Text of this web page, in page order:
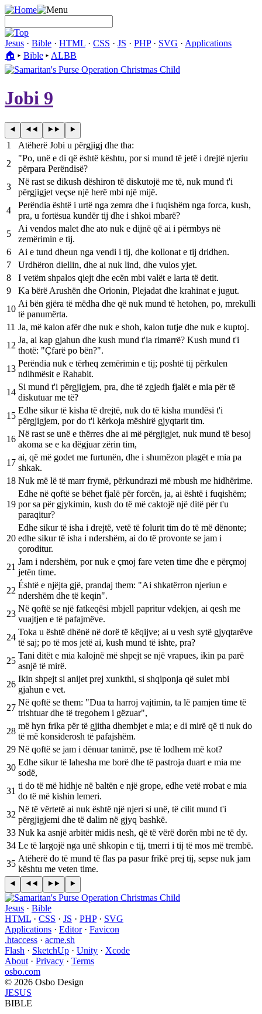
Jesus · Bible · HTML · CSS · JS · PHP· SVG · Applications
🏠︎ ▸ Bible ▸ ALBB
Jobi 9
1
Atëherë Jobi u përgjigj dhe tha:
2
"Po, unë e di që është kështu, por si mund të jetë i drejtë njeriu
përpara Perëndisë?
3
Në rast se dikush dëshiron të diskutojë me të, nuk mund t'i
përgjigjet veçse një herë mbi një mijë.
4
Perëndia është i urtë nga zemra dhe i fuqishëm nga forca, kush,
pra, u fortësua kundër tij dhe i shkoi mbarë?
5
Ai vendos malet dhe ato nuk e dijnë që ai i përmbys në
zemërimin e tij.
6
Ai e tund dheun nga vendi i tij, dhe kollonat e tij dridhen.
7
Urdhëron diellin, dhe ai nuk lind, dhe vulos yjet.
8
I vetëm shpalos qiejt dhe ecën mbi valët e larta të detit.
9
Ka bërë Arushën dhe Orionin, Plejadat dhe krahinat e jugut.
10
Ai bën gjëra të mëdha dhe që nuk mund të hetohen, po, mrekulli
të panumërta.
11 Ja, më kalon afër dhe nuk e shoh, kalon tutje dhe nuk e kuptoj.
12
Ja, ai kap gjahun dhe kush mund t'ia rimarrë? Kush mund t'i
thotë: "Çfarë po bën?".
13
Perëndia nuk e tërheq zemërimin e tij; poshtë tij përkulen
ndihmësit e Rahabit.
14
Si mund t'i përgjigjem, pra, dhe të zgjedh fjalët e mia për të
diskutuar me të?
15
Edhe sikur të kisha të drejtë, nuk do të kisha mundësi t'i
përgjigjem, por do t'i kërkoja mëshirë gjyqtarit tim.
16
Në rast se unë e thërres dhe ai më përgjigjet, nuk mund të besoj
akoma se e ka dëgjuar zërin tim,
17
ai, që më godet me furtunën, dhe i shumëzon plagët e mia pa
shkak.
18 Nuk më lë të marr frymë, përkundrazi më mbush me hidhërime.
19
Edhe në qoftë se bëhet fjalë për forcën, ja, ai është i fuqishëm;
por sa për gjykimin, kush do të më caktojë një ditë për t'u
paraqitur?
20
Edhe sikur të isha i drejtë, vetë të folurit tim do të më dënonte;
edhe sikur të isha i ndershëm, ai do të provonte se jam i
çoroditur.
21
Jam i ndershëm, por nuk e çmoj fare veten time dhe e përçmoj
jetën time.
22
Éshtë e njëjta gjë, prandaj them: "Ai shkatërron njeriun e
ndershëm dhe të keqin".
23
Në qoftë se një fatkeqësi mbjell papritur vdekjen, ai qesh me
vuajtjen e të pafajmëve.
24
Toka u është dhënë në dorë të këqijve; ai u vesh sytë gjyqtarëve
të saj; po të mos jetë ai, kush mund të ishte, pra?
25
Tani ditët e mia kalojnë më shpejt se një vrapues, ikin pa parë
asnjë të mirë.
26
Ikin shpejt si anijet prej xunkthi, si shqiponja që sulet mbi
gjahun e vet.
27
Në qoftë se them: "Dua ta harroj vajtimin, ta lë pamjen time të
trishtuar dhe të tregohem i gëzuar",
28
më hyn frika për të gjitha dhembjet e mia; e di mirë që ti nuk do
të më konsiderosh të pafajshëm.
29 Në qoftë se jam i dënuar tanimë, pse të lodhem më kot?
30
Edhe sikur të lahesha me borë dhe të pastroja duart e mia me
sodë,
31
ti do të më hidhje në baltën e një grope, edhe vetë rrobat e mia
do të më kishin lemeri.
32
Në të vërtetë ai nuk është një njeri si unë, të cilit mund t'i
përgjigjemi dhe të dalim në gjyq bashkë.
33 Nuk ka asnjë arbitër midis nesh, që të vërë dorën mbi ne të dy.
34 Le të largojë nga unë shkopin e tij, tmerri i tij të mos më trembë.
35
Atëherë do të mund të flas pa pasur frikë prej tij, sepse nuk jam
kështu me veten time.
Jesus · Bible
HTML · CSS · JS · PHP· SVG
Applications · Editor· Favicon
.htaccess · acme.sh
Flash · SketchUp · Unity · Xcode
About · Privacy · Terms
osbo.com
© 2026 Osbo Design
JESUS
BIBLE